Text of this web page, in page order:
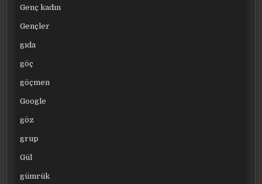
Genç kadın
Gençler
gıda
göç
göçmen
Google
göz
grup
Gül
gümrük